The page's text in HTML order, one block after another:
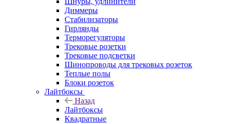
Диммеры
Стабилизаторы
Гирлянды
Терморегуляторы
Трековые розетки
Трековые подсветки
Шинопроводы для трековых розеток
Теплые полы
Блоки розеток
Лайтбоксы
Назад
Лайтбоксы
Квадратные